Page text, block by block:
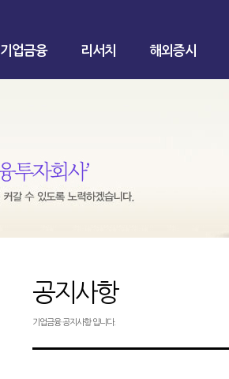
기업금융 리서치 해외증시
공지사항
기업금융 공지사항 입니다.